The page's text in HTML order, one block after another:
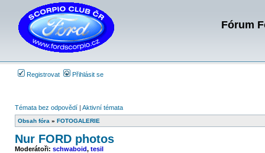
Fórum
Registrovat Přihlásit se
Témata bez odpovědí | Aktivní témata
Obsah fóra » FOTOGALERIE
Nur FORD photos
Moderátoři: schwaboid, tesil